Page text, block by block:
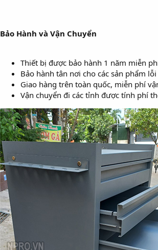
Bảo Hành và Vận Chuyển
Thiết bị được bảo hành 1 năm miễn
Bảo hành tân nơi cho các sản phẩm
Giao hàng trên toàn quốc, miễn phí
Vận chuyển đi các tỉnh được tính phí